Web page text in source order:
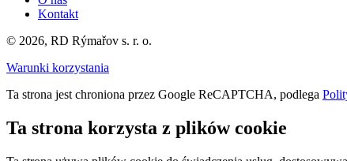
Kontakt
© 2026, RD Rýmařov s. r. o.
Warunki korzystania
Ta strona jest chroniona przez Google ReCAPTCHA, podlega
Ta strona korzysta z plików cookie